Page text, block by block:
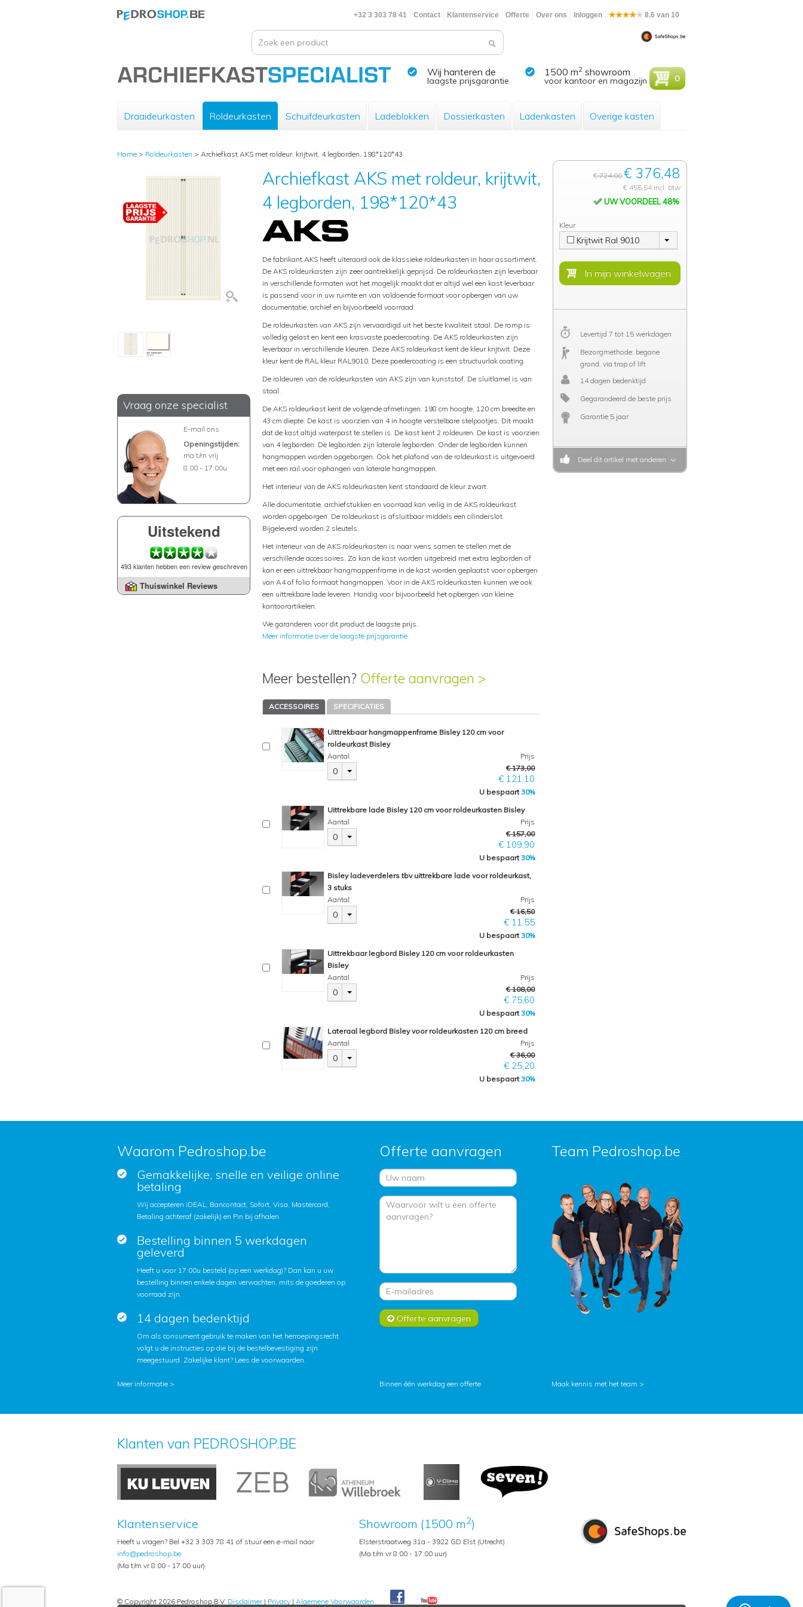
+32 3 303 78 41 Contact Klantenservice Offerte Over ons Inloggen 8.6 van 10
Wij hanteren de
laagste prijsgarantie
1500 m2 showroom
voor kantoor en magazijn 0
Draaideurkasten Roldeurkasten Schuifdeurkasten Ladeblokken Dossierkasten Ladenkasten Overige kasten
Home > Roldeurkasten > Archiefkast AKS met roldeur, krijtwit, 4 legborden, 198*120*43
Vraag onze specialist
E-mail ons
Openingstijden:
ma t/m vrij
8.00 - 17.00u
Uitstekend
493 klanten hebben een review geschreven
Thuiswinkel Reviews
Archiefkast AKS met roldeur, krijtwit,
4 legborden, 198*120*43
De fabrikant AKS heeft uiteraard ook de klassieke roldeurkasten in haar assortiment.
De AKS roldeurkasten zijn zeer aantrekkelijk geprijsd. De roldeurkasten zijn leverbaar
in verschillende formaten wat het mogelijk maakt dat er altijd wel een kast leverbaar
is passend voor in uw ruimte en van voldoende formaat voor opbergen van uw
documentatie, archief en bijvoorbeeld voorraad.
De roldeurkasten van AKS zijn vervaardigd uit het beste kwaliteit staal. De romp is
volledig gelast en kent een krasvaste poedercoating. De AKS roldeurkasten zijn
leverbaar in verschillende kleuren. Deze AKS roldeurkast kent de kleur krijtwit. Deze
kleur kent de RAL kleur RAL9010. Deze poedercoating is een structuurlak coating.
De roldeuren van de roldeurkasten van AKS zijn van kunststof. De sluitlamel is van
staal.
De AKS roldeurkast kent de volgende afmetingen: 198 cm hoogte, 120 cm breedte en
43 cm diepte. De kast is voorzien van 4 in hoogte verstelbare stelpootjes. Dit maakt
dat de kast altijd waterpast te stellen is. De kast kent 2 roldeuren. De kast is voorzien
van 4 legborden. De legborden zijn laterale legborden. Onder de legborden kunnen
hangmappen worden opgeborgen. Ook het plafond van de roldeurkast is uitgevoerd
met een rail voor ophangen van laterale hangmappen.
Het interieur van de AKS roldeurkasten kent standaard de kleur zwart.
Alle documentatie, archiefstukken en voorraad kan veilig in de AKS roldeurkast
worden opgeborgen. De roldeurkast is afsluitbaar middels een cilinderslot.
Bijgeleverd worden 2 sleutels.
Het interieur van de AKS roldeurkasten is naar wens samen te stellen met de
verschillende accessoires. Zo kan de kast worden uitgebreid met extra legborden of
kan er een uittrekbaar hangmappenframe in de kast worden geplaatst voor opbergen
van A4 of folio formaat hangmappen. Voor in de AKS roldeurkasten kunnen we ook
een uittrekbare lade leveren. Handig voor bijvoorbeeld het opbergen van kleine
kantoorartikelen.
We garanderen voor dit product de laagste prijs.
Meer informatie over de laagste prijsgarantie.
Meer bestellen? Offerte aanvragen >
ACCESSOIRES SPECIFICATIES
Uittrekbaar hangmappenframe Bisley 120 cm voor
roldeurkast Bisley
Aantal
0
Prijs
€ 173,00
€ 121,10
U bespaart30%
Uittrekbare lade Bisley 120 cm voor roldeurkasten Bisley
Aantal
0
Prijs
€ 157,00
€ 109,90
U bespaart30%
Bisley ladeverdelers tbv uittrekbare lade voor roldeurkast,
3 stuks
Aantal
0
Prijs
€ 16,50
€ 11,55
U bespaart30%
Uittrekbaar legbord Bisley 120 cm voor roldeurkasten
Bisley
Aantal
0
Prijs
€ 108,00
€ 75,60
U bespaart30%
Lateraal legbord Bisley voor roldeurkasten 120 cm breed
Aantal
0
Prijs
€ 36,00
€ 25,20
U bespaart30%
€ 724,00 € 376,48
€ 455,54 incl. btw
UW VOORDEEL 48%
Kleur
Krijtwit Ral 9010
Levertijd 7 tot 15 werkdagen
Bezorgmethode: begane
grond, via trap of lift
14 dagen bedenktijd
Gegarandeerd de beste prijs
Garantie 5 jaar
Deel dit artikel met anderen
Waarom Pedroshop.be
Gemakkelijke, snelle en veilige online
betaling
Wij accepteren iDEAL, Bancontact, Sofort, Visa, Mastercard,
Betaling achteraf (zakelijk) en Pin bij afhalen.
Bestelling binnen 5 werkdagen
geleverd
Heeft u voor 17:00u besteld (op een werkdag)? Dan kan u uw
bestelling binnen enkele dagen verwachten, mits de goederen op
voorraad zijn.
14 dagen bedenktijd
Om als consument gebruik te maken van het herroepingsrecht
volgt u de instructies op die bij de bestelbevestiging zijn
meegestuurd. Zakelijke klant? Lees de voorwaarden.
Offerte aanvragen
Offerte aanvragen
Team Pedroshop.be
Meer informatie > Binnen één werkdag een offerte Maak kennis met het team >
Klanten van PEDROSHOP.BE
Klantenservice
Heeft u vragen? Bel +32 3 303 78 41 of stuur een e-mail naar
info@pedroshop.be
(Ma t/m vr 8.00 - 17.00 uur)
Showroom (1500 m2)
Elsterstraatweg 31a - 3922 GD Elst (Utrecht)
(Ma t/m vr 8.00 - 17.00 uur)
© Copyright 2026 Pedroshop B.V. Disclaimer| Privacy | Algemene Voorwaarden